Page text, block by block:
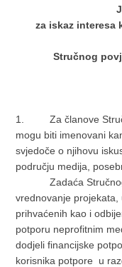
za iskaz interesa
Stručnog
1. Za članove
mogu biti imenovani
svjedoče o njihovu
području medija,
Zadaća Stručnog
vrednovanje projekata,
prihvaćenih kao i
potporu neprofitnim
dodjeli financijske
korisnika potpore u